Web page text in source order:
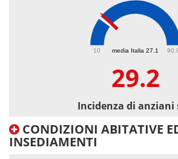
media Italia 27.1
10
29.2
Incidenza di anziani
CONDIZIONI ABITATIVE
INSEDIAMENTI